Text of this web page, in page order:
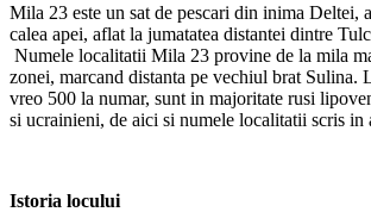
Mila 23 este un sat de pescari din inima Deltei,
calea apei, aflat la jumatatea distantei dintre
Numele localitatii Mila 23 provine de la mila
zonei, marcand distanta pe vechiul brat Sulina.
vreo 500 la numar, sunt in majoritate rusi
si ucrainieni, de aici si numele localitatii scris
Istoria locului